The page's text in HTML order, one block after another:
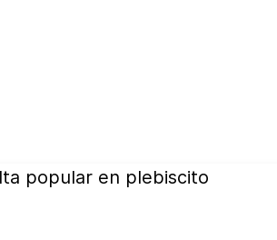
popular en plebiscito